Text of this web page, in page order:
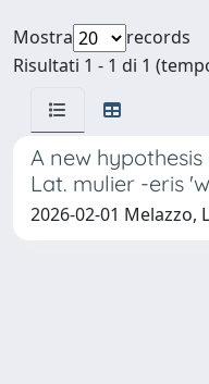
Mostra
records
Risultati 1 - 1 di 1
A new
Lat. mulier -eris
2026-02-01 Melazzo,